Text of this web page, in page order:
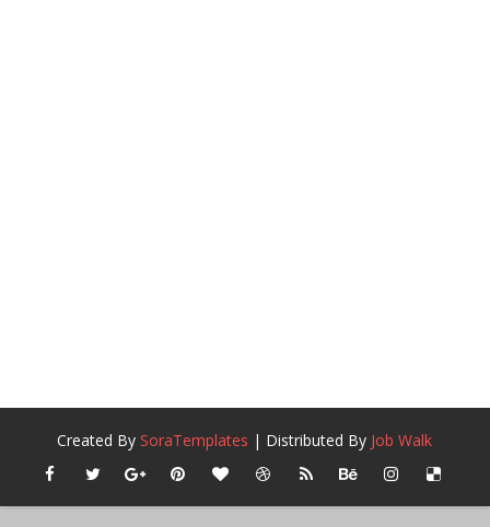
Created BySoraTemplates | Distributed By Job Walk